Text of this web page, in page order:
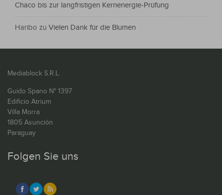
Chaco bis zur langfristigen Kernenergie-Prüfung
Haribo zu Vielen Dank für die Blumen
Mediablock S.R.L.
Guido Spano N° 1397
Edificio Atrium
Villa Morra
1805 Asunción
Paraguay
Folgen Sie uns